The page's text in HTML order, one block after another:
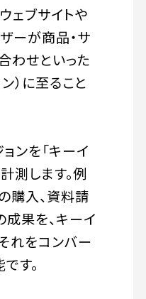
ェブサイトや
ーが商品・サ
わせといった
）に至ること
ンを「キーイ
測します。例
購入、資料請
果を、キーイ
れをコンバー
す。